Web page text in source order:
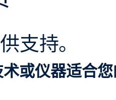
支持。
或仪器适合